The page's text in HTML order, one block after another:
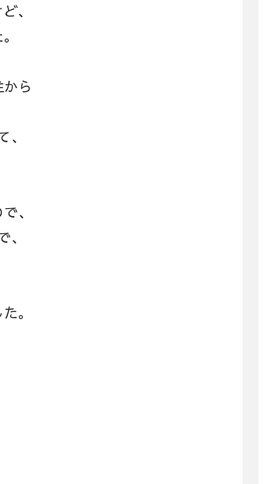
、
ら
、
。